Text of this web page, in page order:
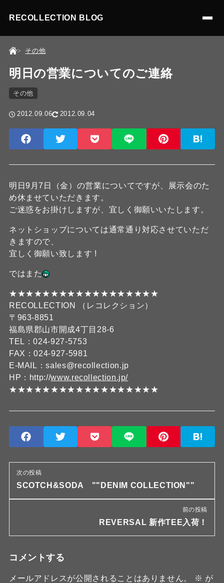
RECOLLECTION BLOG
その他
明日の営業についてのご連絡
その他
2012.09.06 2012.09.04
明日9月7日（金）の営業についてですが、展示会のた
め休ませていただきます。
ご迷惑をお掛けしますが、宜しく御願いいたします。
ネットショップについては通常通り対応させていただ
きますので、
宜しく御願い致します !
ではまた
★★★★★★★★★★★★★★★★★★
RECOLLECTION （レコレクション）
〒963-8851
福島県郡山市開成4丁目28-6
TEL：024-927-5753
FAX：024-927-5981
E-MAIL：sales@recollection.jp
HP：http://www.recollection.jp/
★★★★★★★★★★★★★★★★★★
次の投稿
SCOTCH&SODA ""DENIM COLLECTION""
前の投稿
REVERSAL 新作TEE入荷！
コメントする
メールアドレスが公開されることはありません。 ※ が